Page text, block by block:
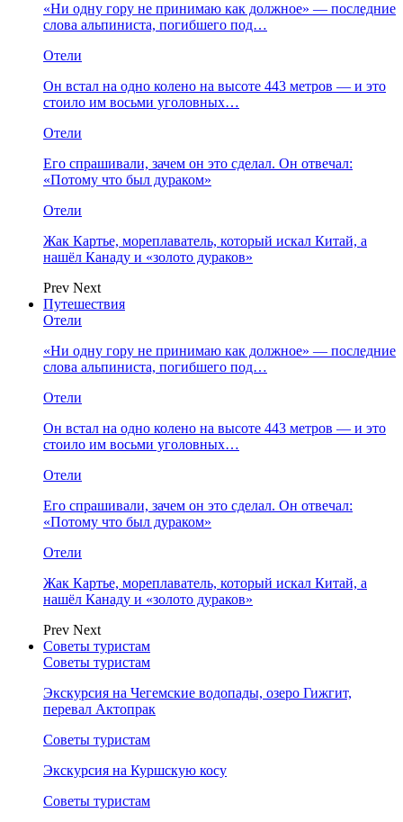
«Ни одну гору не принимаю как должное» — последние
слова альпиниста, погибшего под…
Отели
Он встал на одно колено на высоте 443 метров — и это
стоило им восьми уголовных…
Отели
Его спрашивали, зачем он это сделал. Он отвечал:
«Потому что был дураком»
Отели
Жак Картье, мореплаватель, который искал Китай, а
нашёл Канаду и «золото дураков»
Prev Next
Путешествия
Отели
«Ни одну гору не принимаю как должное» — последние
слова альпиниста, погибшего под…
Отели
Он встал на одно колено на высоте 443 метров — и это
стоило им восьми уголовных…
Отели
Его спрашивали, зачем он это сделал. Он отвечал:
«Потому что был дураком»
Отели
Жак Картье, мореплаватель, который искал Китай, а
нашёл Канаду и «золото дураков»
Prev Next
Советы туристам
Советы туристам
Экскурсия на Чегемские водопады, озеро Гижгит,
перевал Актопрак
Советы туристам
Экскурсия на Куршскую косу
Советы туристам